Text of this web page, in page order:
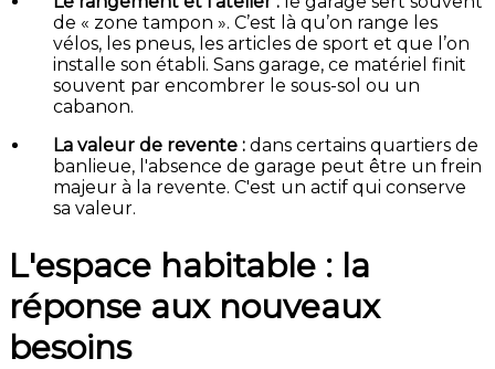
de « zone tampon ». C’est là qu’on range les
vélos, les pneus, les articles de sport et que l’on
installe son établi. Sans garage, ce matériel finit
souvent par encombrer le sous-sol ou un
cabanon.
La valeur de revente : dans certains quartiers de
banlieue, l'absence de garage peut être un frein
majeur à la revente. C'est un actif qui conserve
sa valeur.
L'espace habitable : la
réponse aux nouveaux
besoins